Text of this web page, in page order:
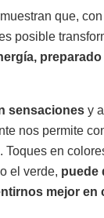
que,
posible
sensaciones y
nos permite
Toques en
el verde, puede
mejor en